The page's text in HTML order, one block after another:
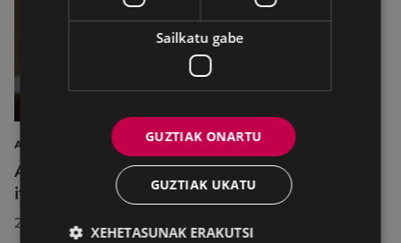
AIRE LIBREKO ZINEMA
Aire libreko abuztuko zinema Untzagara
itzuliko da lau proiekziorekin
2026/07/22
Sailkatu gabe
GUZTIAK ONARTU
GUZTIAK UKATU
XEHETASUNAK ERAKUTSI